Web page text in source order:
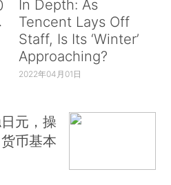
In Depth: As
Tencent Lays Off
Staff, Is Its ‘Winter’
Approaching?
2022年04月01日
元，操
币基本